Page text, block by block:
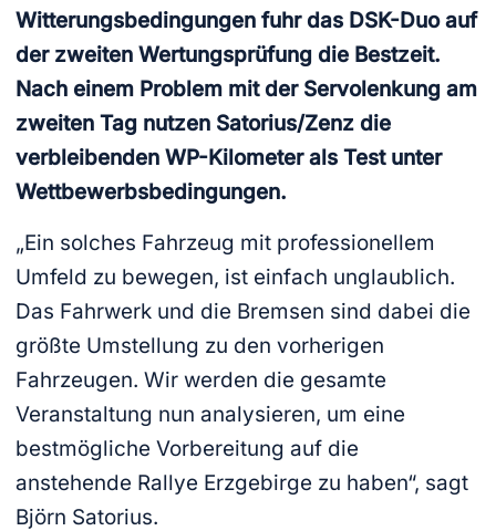
Witterungsbedingungen fuhr das DSK-Duo auf
der zweiten Wertungsprüfung die Bestzeit.
Nach einem Problem mit der Servolenkung am
zweiten Tag nutzen Satorius/Zenz die
verbleibenden WP-Kilometer als Test unter
Wettbewerbsbedingungen.
„Ein solches Fahrzeug mit professionellem
Umfeld zu bewegen, ist einfach unglaublich.
Das Fahrwerk und die Bremsen sind dabei die
größte Umstellung zu den vorherigen
Fahrzeugen. Wir werden die gesamte
Veranstaltung nun analysieren, um eine
bestmögliche Vorbereitung auf die
anstehende Rallye Erzgebirge zu haben“, sagt
Björn Satorius.